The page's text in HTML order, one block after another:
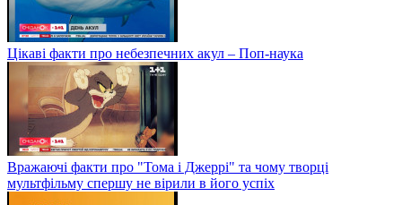
Цікаві факти про небезпечних акул – Поп-наука
Вражаючі факти про "Тома і Джеррі" та чому творці
мультфільму спершу не вірили в його успіх